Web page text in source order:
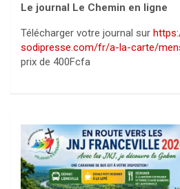
Le journal Le Chemin en ligne
Télécharger votre journal sur
sodipresse.com/fr/a-la-carte/
prix de 400Fcfa